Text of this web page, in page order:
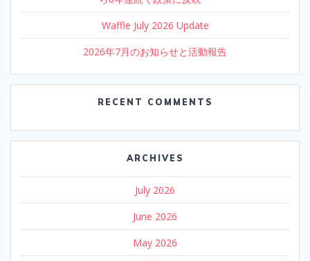
Waffle July 2026 Update
2026年7月のお知らせと活動報告
RECENT COMMENTS
ARCHIVES
July 2026
June 2026
May 2026